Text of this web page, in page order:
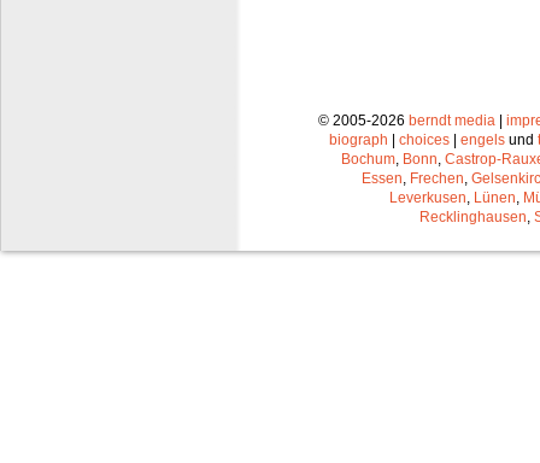
© 2005-2026 berndt media |
biograph | choices | engels und
Bochum Bonn Castrop-
Essen Frechen
Leverkusen Lünen
Recklinghausen